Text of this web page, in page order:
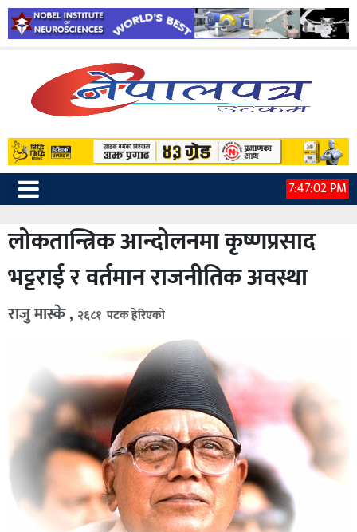
7:47:03 PM
लोकतान्त्रिक आन्दोलनमा कृष्णप्रसाद
भट्टराई र वर्तमान राजनीतिक अवस्था
राजु मास्के , २६८१ पटक हेरिएको